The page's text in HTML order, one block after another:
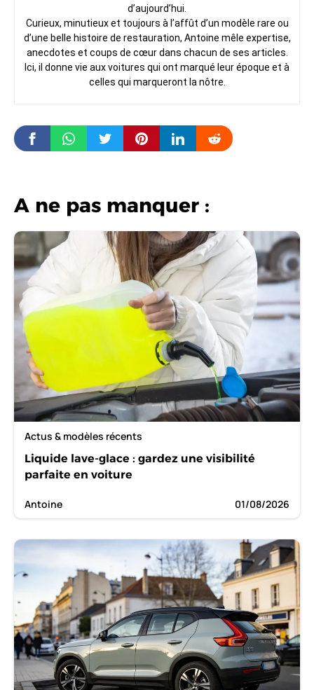
d’aujourd’hui.
Curieux, minutieux et toujours à l’affût d’un modèle rare ou
d’une belle histoire de restauration, Antoine mêle expertise,
anecdotes et coups de cœur dans chacun de ses articles.
Ici, il donne vie aux voitures qui ont marqué leur époque et à
celles qui marqueront la nôtre.
A ne pas manquer :
Actus & modèles récents
Liquide lave-glace : gardez une visibilité
parfaite en voiture
Antoine 01/08/2026